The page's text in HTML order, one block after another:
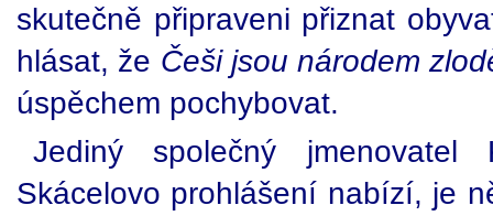
skutečně připraveni přiznat
hlásat, že Češi jsou národem
úspěchem pochybovat.
Jediný společný jmenovatel
Skácelovo prohlášení nabízí, je